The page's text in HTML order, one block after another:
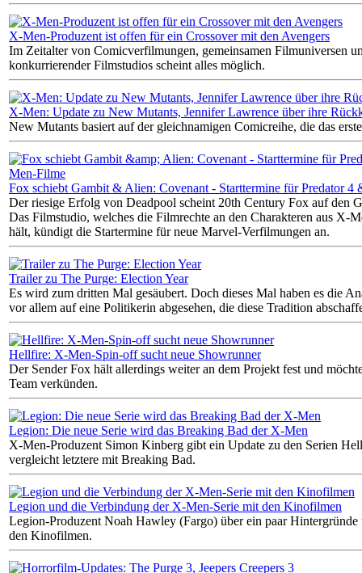
X-Men-Produzent ist offen für ein Crossover mit den Avengers
Im Zeitalter von Comicverfilmungen, gemeinsamen Filmuniversen
konkurrierender Filmstudios scheint alles möglich.
X-Men: Update zu New Mutants, Jennifer Lawrence über ihre
New Mutants basiert auf der gleichnamigen Comicreihe, die das
Fox schiebt Gambit & Alien: Covenant - Starttermine für Predator 4
Der riesige Erfolg von Deadpool scheint 20th Century Fox auf den
Das Filmstudio, welches die Filmrechte an den Charakteren aus X-
hält, kündigt die Startermine für neue Marvel-Verfilmungen an.
Trailer zu The Purge: Election Year
Es wird zum dritten Mal gesäubert. Doch dieses Mal haben es die
vor allem auf eine Politikerin abgesehen, die diese Tradition
Hellfire: X-Men-Spin-off sucht neue Showrunner
Der Sender Fox hält allerdings weiter an dem Projekt fest und
Team verkünden.
Legion: Die neue Serie wird das Breaking Bad der X-Men
X-Men-Produzent Simon Kinberg gibt ein Update zu den Serien
vergleicht letztere mit Breaking Bad.
Legion und die Verbindung der X-Men-Serie mit den Kinofilmen
Legion-Produzent Noah Hawley (Fargo) über ein paar
den Kinofilmen.